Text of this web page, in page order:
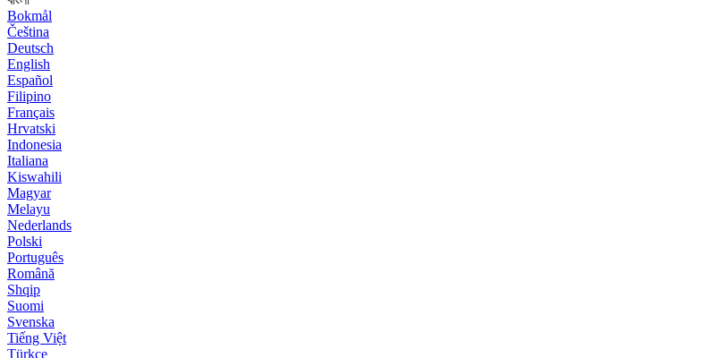
Bokmål
Čeština
Deutsch
English
Español
Filipino
Français
Hrvatski
Indonesia
Italiana
Kiswahili
Magyar
Melayu
Nederlands
Polski
Português
Română
Shqip
Suomi
Svenska
Tiếng Việt
Türkçe